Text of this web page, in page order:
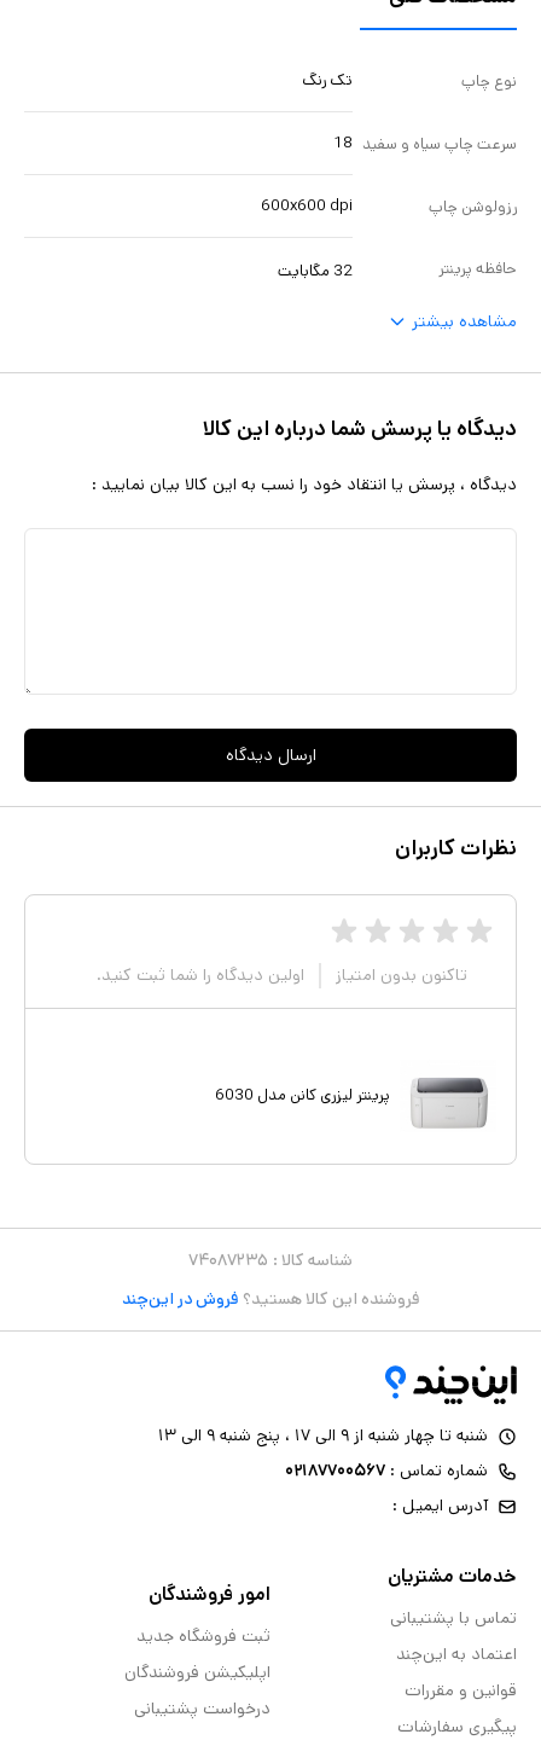
نوع چاپ تک رنگ
سرعت چاپ سیاه و سفید 18
رزولوشن چاپ 600x600 dpi
حافظه پرینتر 32 مگابایت
مشاهده بیشتر
دیدگاه یا پرسش شما درباره این کالا
دیدگاه ، پرسش یا انتقاد خود را نسب به این کالا بیان نمایید :
ارسال دیدگاه
نظرات کاربران
تاکنون بدون امتیاز اولین دیدگاه را شما ثبت کنید.
پرینتر لیزری کانن مدل 6030
شناسه کالا : ۷۴۰۸۷۲۳۵
فروشنده این کالا هستید؟ فروش در این‌چند
شنبه تا چهار شنبه از ۹ الی ۱۷ ، پنج شنبه ۹ الی ۱۳
شماره تماس : ۰۲۱۸۷۷۰۰۵۶۷
آدرس ایمیل :
خدمات مشتریان
تماس با پشتیبانی
اعتماد به این‌چند
قوانین و مقررات
پیگیری سفارشات
امور فروشندگان
ثبت فروشگاه جدید
اپلیکیشن فروشندگان
درخواست پشتیبانی